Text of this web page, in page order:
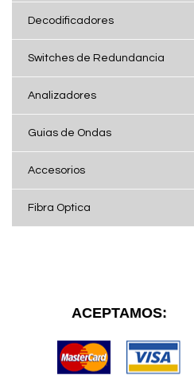
Decodificadores
Switches de Redundancia
Analizadores
Guias de Ondas
Accesorios
Fibra Optica
ACEPTAMOS: